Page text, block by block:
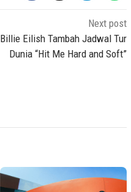
Next post
Billie Eilish Tambah Jadwal Tur
Dunia “Hit Me Hard and Soft”